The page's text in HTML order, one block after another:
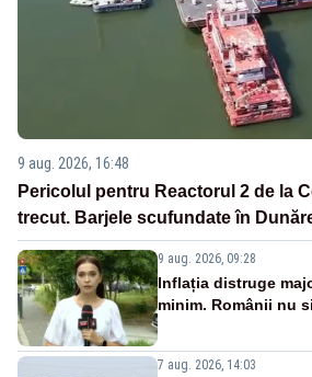
9 aug. 2026, 16:48
Pericolul pentru Reactorul 2 de la
trecut. Barjele scufundate în
9 aug. 2026, 09:28
Inflația distruge
minim. Românii nu
7 aug. 2026, 14:03